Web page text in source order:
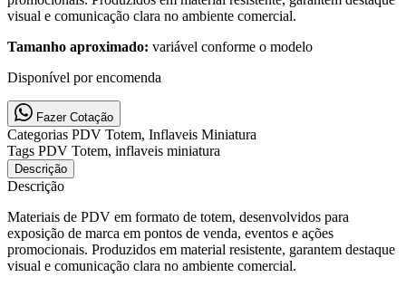
visual e comunicação clara no ambiente comercial.
Tamanho aproximado: variável conforme o modelo
Disponível por encomenda
Fazer Cotação
Categorias PDV Totem, Inflaveis Miniatura
Tags PDV Totem, inflaveis miniatura
Descrição
Descrição
Materiais de PDV em formato de totem, desenvolvidos para
exposição de marca em pontos de venda, eventos e ações
promocionais. Produzidos em material resistente, garantem destaque
visual e comunicação clara no ambiente comercial.